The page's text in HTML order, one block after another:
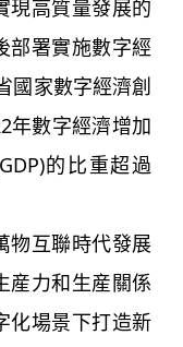
現高質量發展的
部署實施數字經
國家數字經濟創
年數字經濟增加
的比重超過
物互聯時代發展
産力和生産關係
化場景下打造新